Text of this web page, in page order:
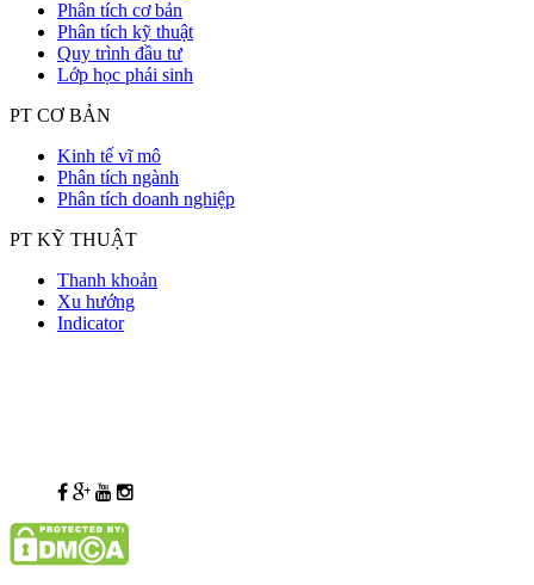
Phân tích cơ bản
Phân tích kỹ thuật
Quy trình đầu tư
Lớp học phái sinh
PT CƠ BẢN
Kinh tế vĩ mô
Phân tích ngành
Phân tích doanh nghiệp
PT KỸ THUẬT
Thanh khoản
Xu hướng
Indicator